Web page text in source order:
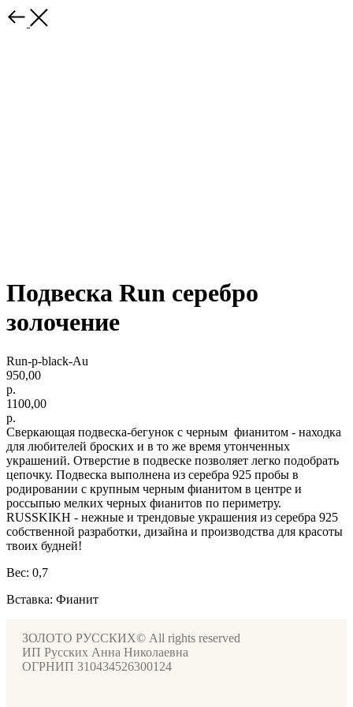
Подвеска Run серебро
золочение
Run-p-black-Au
950,00
р.
1100,00
р.
Сверкающая подвеска-бегунок с черным фианитом - находка
для любителей броских и в то же время утонченных
украшений. Отверстие в подвеске позволяет легко подобрать
цепочку. Подвеска выполнена из серебра 925 пробы в
родировании с крупным черным фианитом в центре и
россыпью мелких черных фианитов по периметру.
RUSSKIKH - нежные и трендовые украшения из серебра 925
собственной разработки, дизайна и производства для красоты
твоих будней!
Вес: 0,7
Вставка: Фианит
ЗОЛОТО РУССКИХ© All rights reserved
ИП Русских Анна Николаевна
ОГРНИП 310434526300124